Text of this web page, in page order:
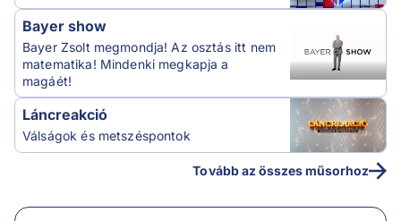
Bayer show
Bayer Zsolt megmondja! Az osztás itt nem
matematika! Mindenki megkapja a
magáét!
Láncreakció
Válságok és metszéspontok
Tovább az összes műsorhoz